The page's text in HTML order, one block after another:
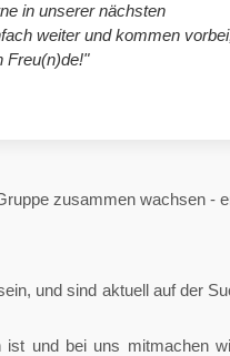
in unserer nächsten
weiter und kommen
Freu(n)de!"
zusammen wachsen -
und sind aktuell auf der
ist und bei uns mitmachen